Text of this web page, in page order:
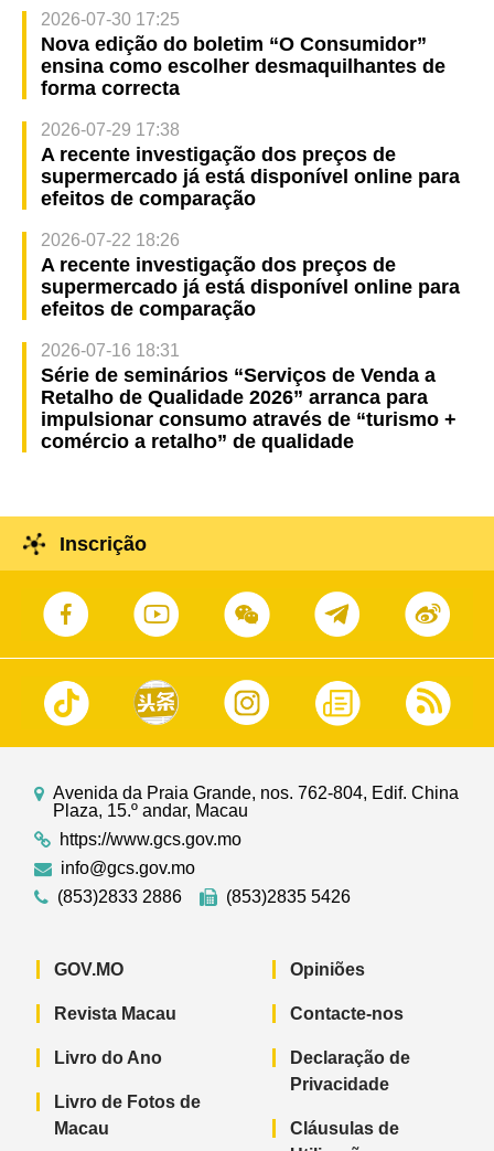
2026-07-30 17:25
Nova edição do boletim “O Consumidor”
ensina como escolher desmaquilhantes de
forma correcta
2026-07-29 17:38
A recente investigação dos preços de
supermercado já está disponível online para
efeitos de comparação
2026-07-22 18:26
A recente investigação dos preços de
supermercado já está disponível online para
efeitos de comparação
2026-07-16 18:31
Série de seminários “Serviços de Venda a
Retalho de Qualidade 2026” arranca para
impulsionar consumo através de “turismo +
comércio a retalho” de qualidade
Inscrição
Avenida da Praia Grande, nos. 762-804, Edif. China
Plaza, 15.º andar, Macau
https://www.gcs.gov.mo
info@gcs.gov.mo
(853)2833 2886
(853)2835 5426
GOV.MO
Revista Macau
Livro do Ano
Livro de Fotos de
Macau
Opiniões
Contacte-nos
Declaração de
Privacidade
Cláusulas de